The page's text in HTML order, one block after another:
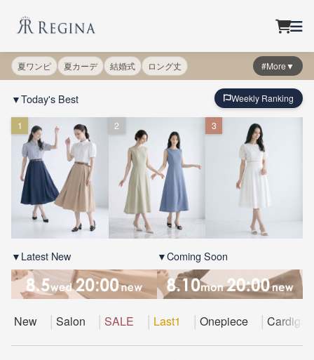
夏ワンピ 夏カーデ 結婚式 ロング丈 #More▼
▼Today's Best Weekly Ranking
1 2 3
▼Latest New ▼Coming Soon
New Salon SALE Last1 Onepiece Cardigan